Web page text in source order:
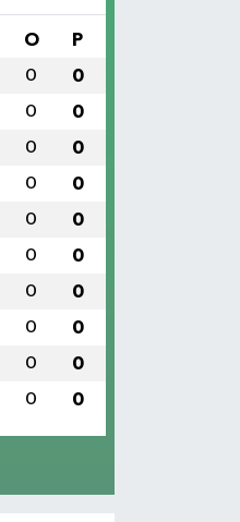
O P
0 0
0 0
0 0
0 0
0 0
0 0
0 0
0 0
0 0
0 0